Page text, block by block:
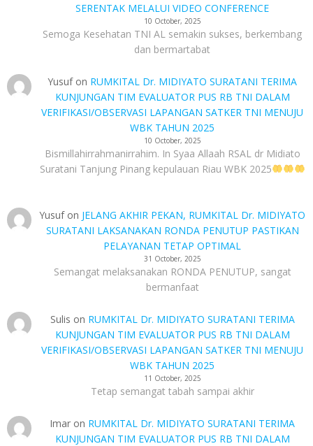
SERENTAK MELALUI VIDEO CONFERENCE
10 October, 2025
Semoga Kesehatan TNI AL semakin sukses, berkembang
dan bermartabat
Yusufon RUMKITAL Dr. MIDIYATO SURATANI TERIMA
KUNJUNGAN TIM EVALUATOR PUS RB TNI DALAM
VERIFIKASI/OBSERVASI LAPANGAN SATKER TNI MENUJU
WBK TAHUN 2025
10 October, 2025
Bismillahirrahmanirrahim. In Syaa Allaah RSAL dr Midiato
Suratani Tanjung Pinang kepulauan Riau WBK 2025
Yusufon JELANG AKHIR PEKAN, RUMKITAL Dr. MIDIYATO
SURATANI LAKSANAKAN RONDA PENUTUP PASTIKAN
PELAYANAN TETAP OPTIMAL
31 October, 2025
Semangat melaksanakan RONDA PENUTUP, sangat
bermanfaat
Sulis on RUMKITAL Dr. MIDIYATO SURATANI TERIMA
KUNJUNGAN TIM EVALUATOR PUS RB TNI DALAM
VERIFIKASI/OBSERVASI LAPANGAN SATKER TNI MENUJU
WBK TAHUN 2025
11 October, 2025
Tetap semangat tabah sampai akhir
Imar on RUMKITAL Dr. MIDIYATO SURATANI TERIMA
KUNJUNGAN TIM EVALUATOR PUS RB TNI DALAM